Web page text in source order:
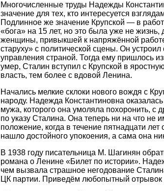
Многочисленные труды Надежды
значение для тех, кто интересуется
Подлинное же значение Крупской — в
«бога» на 15 лет, но это была уже не
женщины, привыкшей к напряжённой
старуху» с политической сцены. Он
управления страной. Тогда ему пришлось
умер, Сталин вступил с Крупской в
власть, тем более с вдовой Ленина.
Начались мелкие склоки нового вождя с
народу. Надежда Константиновна
мужа, которого она умоляла похоронить, с
по указу Сталина. Она теперь ни на что не
положение, когда в течение пятнадцати
нашло достойного упокоения, а сама она
В 1938 году писательница М. Шагинян
романа о Ленине «Билет по истории».
чем вызвала страшное негодование
ЦК партии. Приведём любопытный отрывок